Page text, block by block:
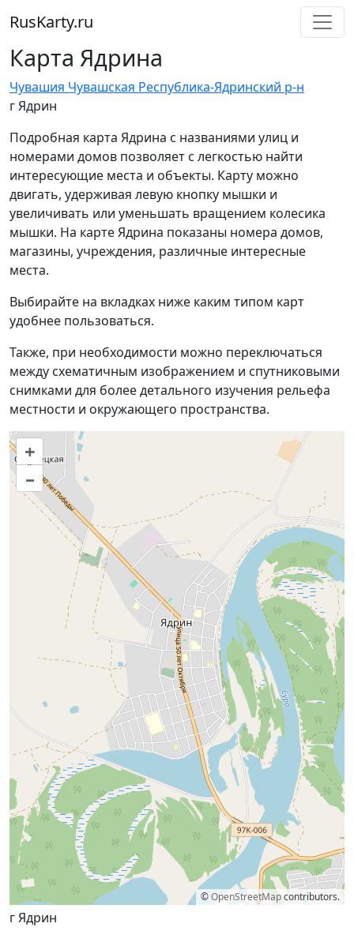
RusKarty.ru
Карта Ядрина
Чувашия Чувашская Республика-Ядринский р-н
г Ядрин
Подробная карта Ядрина с названиями улиц и
номерами домов позволяет с легкостью найти
интересующие места и объекты. Карту можно
двигать, удерживая левую кнопку мышки и
увеличивать или уменьшать вращением колесика
мышки. На карте Ядрина показаны номера домов,
магазины, учреждения, различные интересные
места.
Выбирайте на вкладках ниже каким типом карт
удобнее пользоваться.
Также, при необходимости можно переключаться
между схематичным изображением и спутниковыми
снимками для более детального изучения рельефа
местности и окружающего пространства.
+
–
©OpenStreetMapcontributors.
г Ядрин